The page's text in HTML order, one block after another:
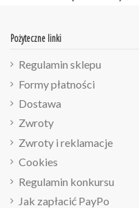
Pożyteczne linki
Regulamin sklepu
Formy płatności
Dostawa
Zwroty
Zwroty i reklamacje
Cookies
Regulamin konkursu
Jak zapłacić PayPo